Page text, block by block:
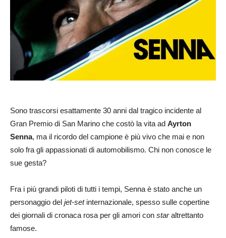
Sono trascorsi esattamente 30 anni dal tragico incidente al
Gran Premio di San Marino che costò la vita ad Ayrton
Senna, ma il ricordo del campione è più vivo che mai e non
solo fra gli appassionati di automobilismo. Chi non conosce le
sue gesta?
Fra i più grandi piloti di tutti i tempi, Senna è stato anche un
personaggio del jet-setinternazionale, spesso sulle copertine
dei giornali di cronaca rosa per gli amori con staraltrettanto
famose.